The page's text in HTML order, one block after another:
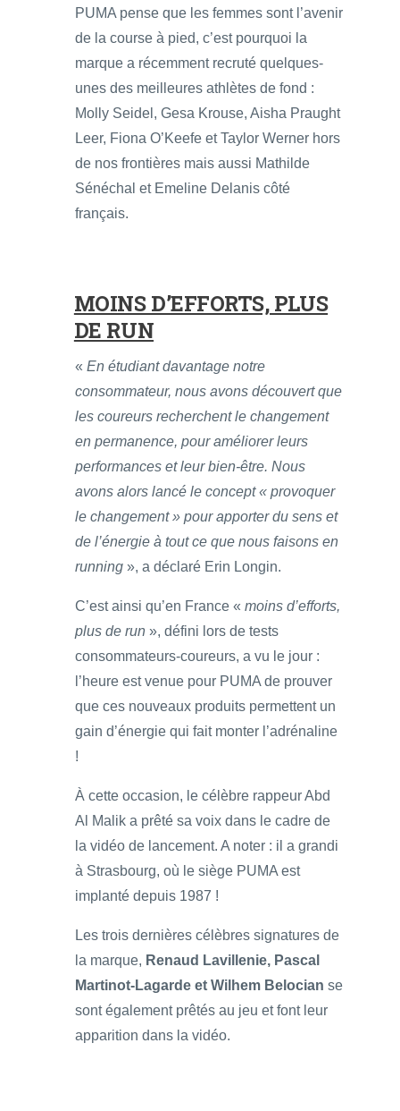
PUMA pense que les femmes sont l’avenir
de la course à pied, c’est pourquoi la
marque a récemment recruté quelques-
unes des meilleures athlètes de fond :
Molly Seidel, Gesa Krouse, Aisha Praught
Leer, Fiona O’Keefe et Taylor Werner hors
de nos frontières mais aussi Mathilde
Sénéchal et Emeline Delanis côté
français.
MOINS D’EFFORTS, PLUS
DE RUN
« En étudiant davantage notre
consommateur, nous avons découvert que
les coureurs recherchent le changement
en permanence, pour améliorer leurs
performances et leur bien-être. Nous
avons alors lancé le concept « provoquer
le changement » pour apporter du sens et
de l’énergie à tout ce que nous faisons en
running », a déclaré Erin Longin.
C’est ainsi qu’en France « moins d’efforts,
plus de run », défini lors de tests
consommateurs-coureurs, a vu le jour :
l’heure est venue pour PUMA de prouver
que ces nouveaux produits permettent un
gain d’énergie qui fait monter l’adrénaline
!
À cette occasion, le célèbre rappeur Abd
Al Malik a prêté sa voix dans le cadre de
la vidéo de lancement. A noter : il a grandi
à Strasbourg, où le siège PUMA est
implanté depuis 1987 !
Les trois dernières célèbres signatures de
la marque, Renaud Lavillenie, Pascal
Martinot-Lagarde et Wilhem Belocian se
sont également prêtés au jeu et font leur
apparition dans la vidéo.